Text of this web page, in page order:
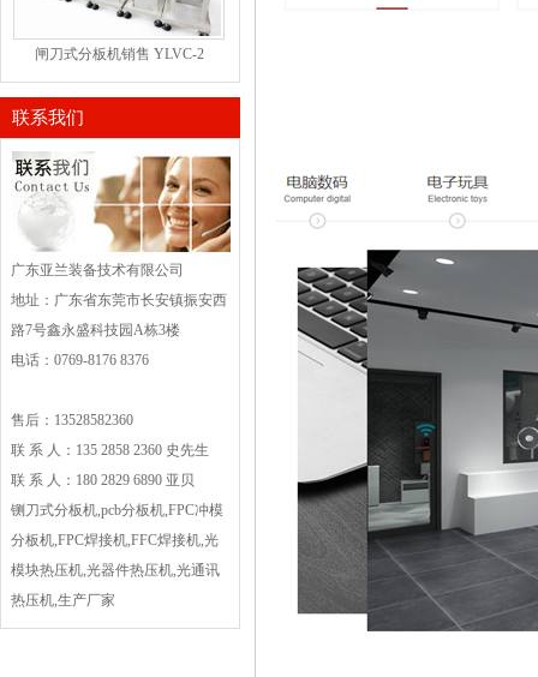
闸刀式分板机销售 YLVC-2
联系我们
广东亚兰装备技术有限公司
地址：广东省东莞市长安镇振安西
路7号鑫永盛科技园A栋3楼
电话：0769-8176 8376
售后：13528582360
联 系 人：135 2858 2360 史先生
联 系 人：180 2829 6890 亚贝
铡刀式分板机,pcb分板机,FPC冲模
分板机,FPC焊接机,FFC焊接机,光
模块热压机,光器件热压机,光通讯
热压机,生产厂家